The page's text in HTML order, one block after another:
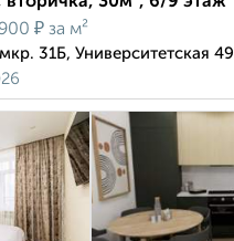
₽ за м²
31Б, Университетская 49